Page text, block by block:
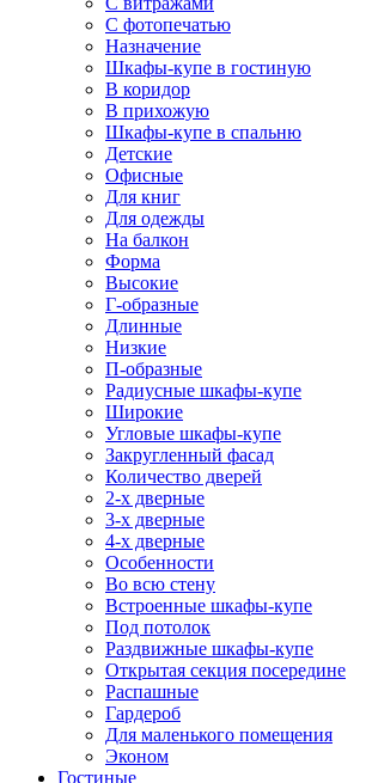
С фотопечатью
Назначение
Шкафы-купе в гостиную
В коридор
В прихожую
Шкафы-купе в спальню
Детские
Офисные
Для книг
Для одежды
На балкон
Форма
Высокие
Г-образные
Длинные
Низкие
П-образные
Радиусные шкафы-купе
Широкие
Угловые шкафы-купе
Закругленный фасад
Количество дверей
2-х дверные
3-х дверные
4-х дверные
Особенности
Во всю стену
Встроенные шкафы-купе
Под потолок
Раздвижные шкафы-купе
Открытая секция посередине
Распашные
Гардероб
Для маленького помещения
Эконом
Гостиные